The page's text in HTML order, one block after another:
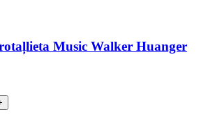
Music Walker Huanger